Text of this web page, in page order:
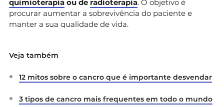
quimioterapia ou de radioterapia. O objetivo é
procurar aumentar a sobrevivência do paciente e
manter a sua qualidade de vida.
Veja também
12 mitos sobre o cancro que é importante desvendar
3 tipos de cancro mais frequentes em todo o mundo